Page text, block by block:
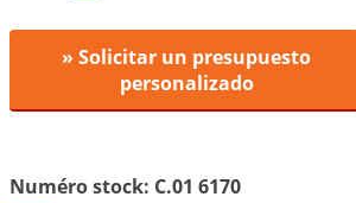
» Solicitar un presupuesto
personalizado
Numéro stock: C.01 6170